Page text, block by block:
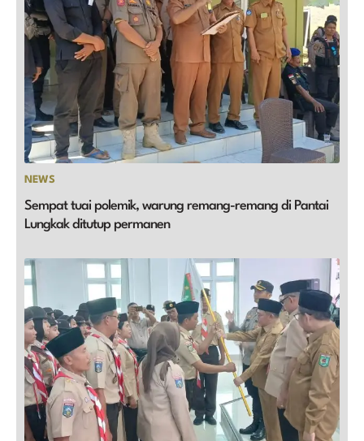
NEWS
Sempat tuai polemik, warung remang-remang di Pantai
Lungkak ditutup permanen